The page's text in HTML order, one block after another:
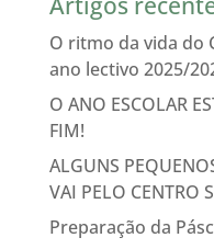
O ritmo da vida do
ano lectivo 2025/
O ANO ESCOLAR
FIM!
ALGUNS
VAI PELO CENTRO
Preparação da